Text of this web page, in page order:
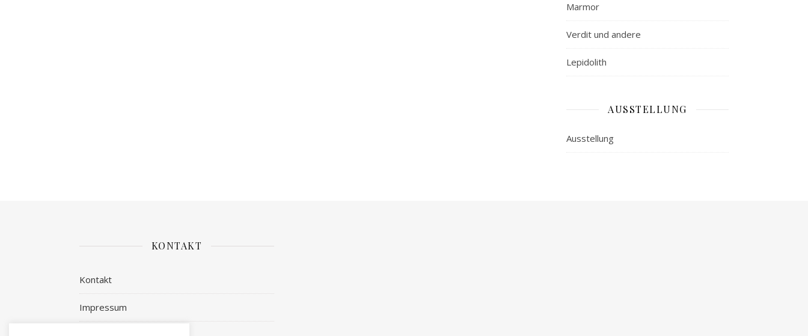
Marmor
Verdit und andere
Lepidolith
AUSSTELLUNG
Ausstellung
KONTAKT
Kontakt
Impressum